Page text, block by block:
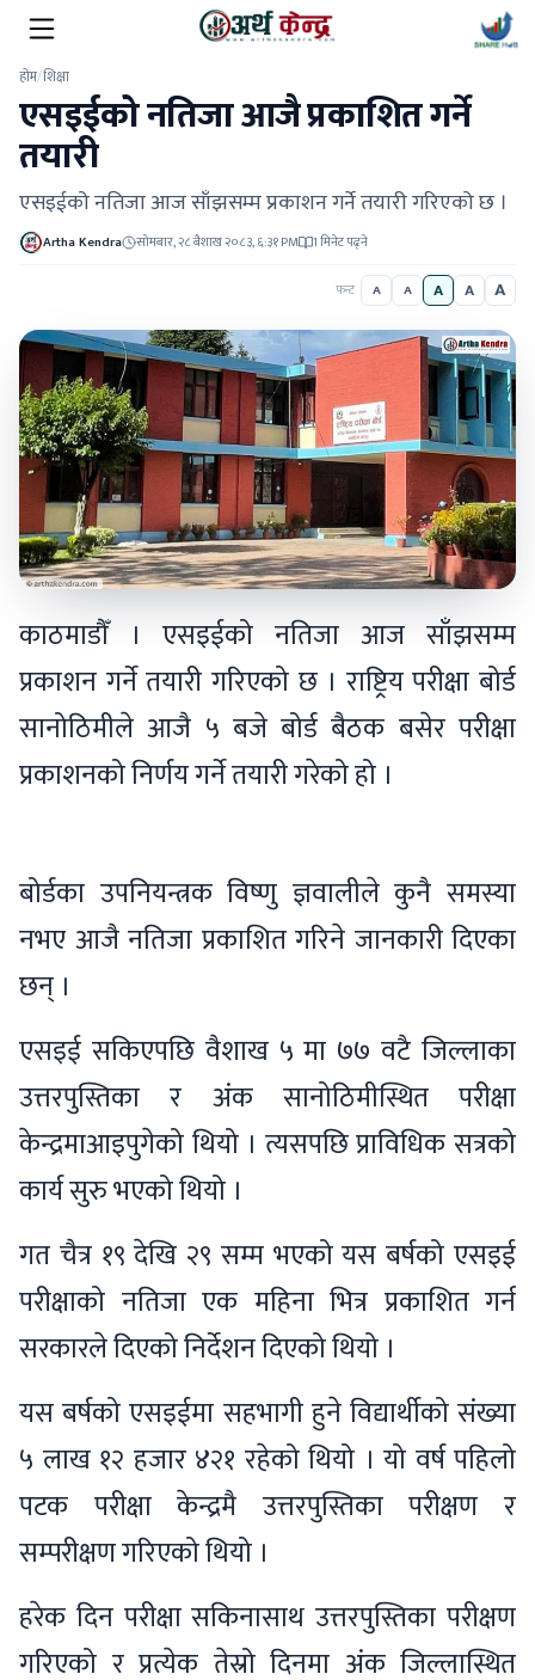
होम/शिक्षा
एसइईको नतिजा आजै प्रकाशित गर्ने
तयारी
एसइईको नतिजा आज साँझसम्म प्रकाशन गर्ने तयारी गरिएको छ ।
Artha Kendra सोमबार, २८ बैशाख २०८३, ६:३१ PM 1 मिनेट पढ्ने
फन्ट A A A A A
काठमाडौँ । एसइईको नतिजा आज साँझसम्म
प्रकाशन गर्ने तयारी गरिएको छ । राष्ट्रिय परीक्षा बोर्ड
सानोठिमीले आजै ५ बजे बोर्ड बैठक बसेर परीक्षा
प्रकाशनको निर्णय गर्ने तयारी गरेको हो ।
बोर्डका उपनियन्त्रक विष्णु ज्ञवालीले कुनै समस्या
नभए आजै नतिजा प्रकाशित गरिने जानकारी दिएका
छन् ।
एसइई सकिएपछि वैशाख ५ मा ७७ वटै जिल्लाका
उत्तरपुस्तिका र अंक सानोठिमीस्थित परीक्षा
केन्द्रमाआइपुगेको थियो । त्यसपछि प्राविधिक सत्रको
कार्य सुरु भएको थियो ।
गत चैत्र १९ देखि २९ सम्म भएको यस बर्षको एसइई
परीक्षाको नतिजा एक महिना भित्र प्रकाशित गर्न
सरकारले दिएको निर्देशन दिएको थियो ।
यस बर्षको एसइईमा सहभागी हुने विद्यार्थीको संख्या
५ लाख १२ हजार ४२१ रहेको थियो । यो वर्ष पहिलो
पटक परीक्षा केन्द्रमै उत्तरपुस्तिका परीक्षण र
सम्परीक्षण गरिएको थियो ।
हरेक दिन परीक्षा सकिनासाथ उत्तरपुस्तिका परीक्षण
गरिएको र प्रत्येक तेस्रो दिनमा अंक जिल्लास्थित